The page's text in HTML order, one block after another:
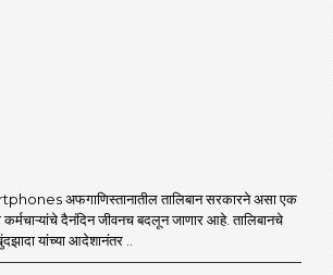
अफगाणिस्तानातील तालिबान सरकारने असा एक
दैनंदिन जीवनच बदलून जाणार आहे. तालिबानचे
यांच्या आदेशानंतर ..